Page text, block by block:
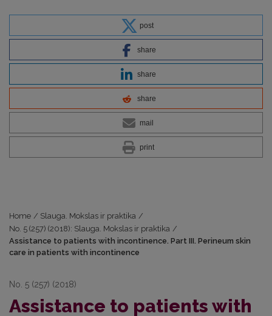
post
share
share
share
mail
print
Home / Slauga. Mokslas ir praktika /
No. 5 (257) (2018): Slauga. Mokslas ir praktika /
Assistance to patients with incontinence. Part III. Perineum skin
care in patients with incontinence
No. 5 (257) (2018)
Assistance to patients with